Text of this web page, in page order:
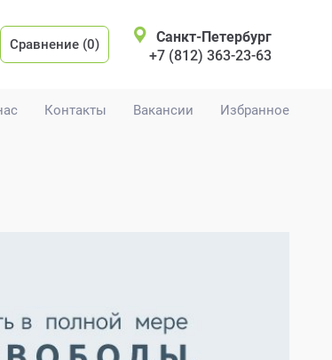
Контакты Вакансии Избранное
Сравнение (0)
Санкт-Петербург
+7 (812) 363-23-63